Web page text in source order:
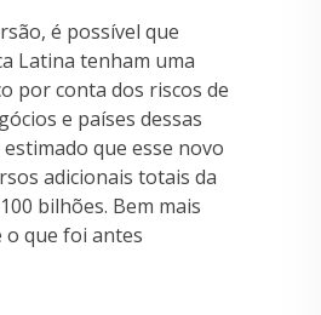
é possível que
Latina tenham uma
por conta dos riscos de
e países dessas
que esse novo
adicionais totais da
bilhões. Bem mais
o que foi antes